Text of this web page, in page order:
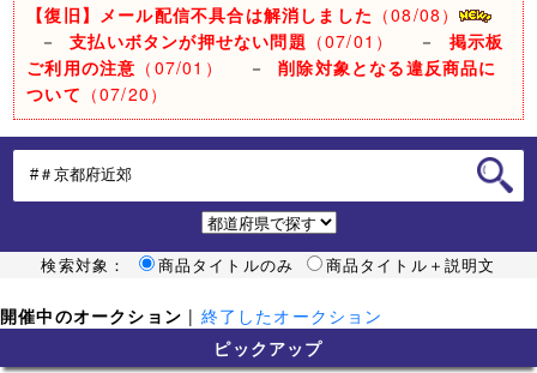
【復旧】メール配信不具合は解消しました （08/08）
－支払いボタンが押せない問題 （07/01） － 掲示板
ご利用の注意 （07/01） －削除対象となる違反商品に
ついて （07/20）
検索対象： 商品タイトルのみ 商品タイトル＋説明文
開催中のオークション | 終了したオークション
ピックアップ